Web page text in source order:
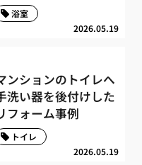
2026.05.19
浴室
ンションのトイレへ
洗い器を後付けした
フォーム事例
2026.05.19
トイレ